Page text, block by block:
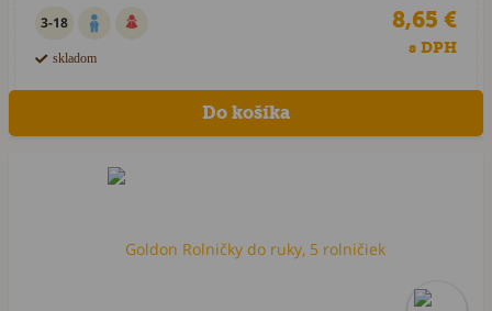
3-18
skladom
8,65 €
s DPH